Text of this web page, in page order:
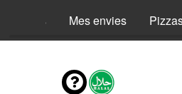
Menus Mes envies